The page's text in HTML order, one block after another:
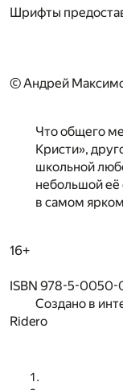
Шрифты
© Андрей
Что общего
Кристи»,
школьной
небольшой её
в самом
16+
ISBN 978-5-
Создано в
Ridero